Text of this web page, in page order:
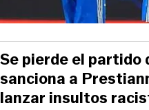
Se pierde el partido
sanciona a
lanzar insultos